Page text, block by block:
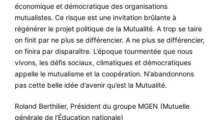
économique et démocratique des organisations
mutualistes. Ce risque est une invitation brûlante à
régénérer le projet politique de la Mutualité. A trop se taire
on finit par ne plus se différencier. A ne plus se différencier,
on finira par disparaître. L’époque tourmentée que nous
vivons, les défis sociaux, climatiques et démocratiques
appelle le mutualisme et la coopération. N’abandonnons
pas cette belle idée d’avenir qu’est la Mutualité.
Roland Berthilier, Président du groupe MGEN (Mutuelle
générale de l’Éducation nationale)